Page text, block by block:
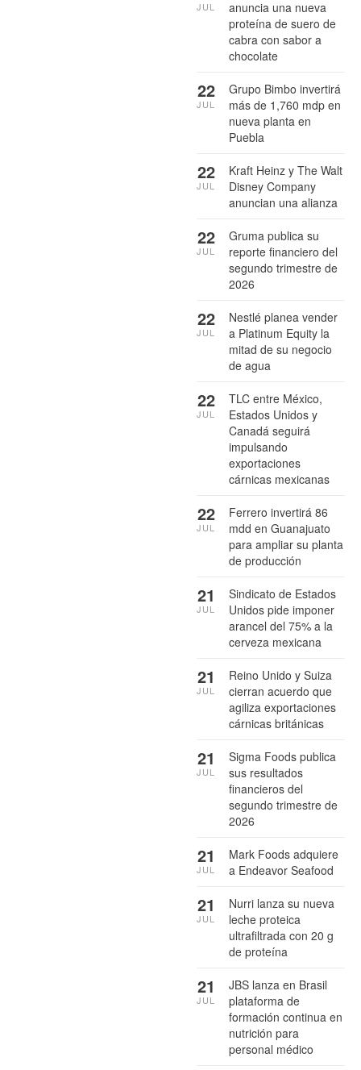
anuncia una nueva
proteína de suero de
cabra con sabor a
chocolate
JUL
Grupo Bimbo invertirá
más de 1,760 mdp en
nueva planta en
Puebla
22
JUL
Kraft Heinz y The Walt
Disney Company
anuncian una alianza
22
JUL
Gruma publica su
reporte financiero del
segundo trimestre de
2026
22
JUL
Nestlé planea vender
a Platinum Equity la
mitad de su negocio
de agua
22
JUL
TLC entre México,
Estados Unidos y
Canadá seguirá
impulsando
exportaciones
cárnicas mexicanas
22
JUL
Ferrero invertirá 86
mdd en Guanajuato
para ampliar su planta
de producción
22
JUL
Sindicato de Estados
Unidos pide imponer
arancel del 75% a la
cerveza mexicana
21
JUL
Reino Unido y Suiza
cierran acuerdo que
agiliza exportaciones
cárnicas británicas
21
JUL
Sigma Foods publica
sus resultados
financieros del
segundo trimestre de
2026
21
JUL
Mark Foods adquiere
a Endeavor Seafood
21
JUL
Nurri lanza su nueva
leche proteica
ultrafiltrada con 20 g
de proteína
21
JUL
JBS lanza en Brasil
plataforma de
formación continua en
nutrición para
personal médico
21
JUL